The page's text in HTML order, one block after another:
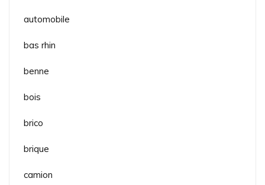
automobile
bas rhin
benne
bois
brico
brique
camion